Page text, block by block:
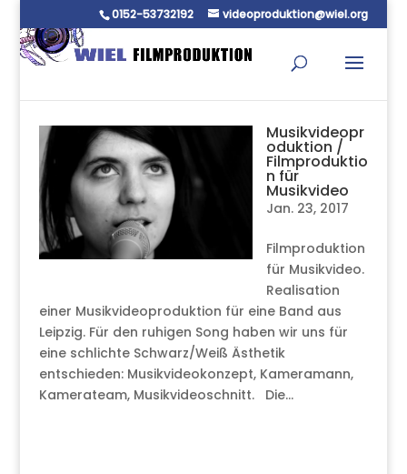
0152-53732192 videoproduktion@wiel.org
Musikvideopr
oduktion /
Filmproduktio
n für
Musikvideo
Jan. 23, 2017
Filmproduktion
für Musikvideo.
Realisation
einer Musikvideoproduktion für eine Band aus
Leipzig. Für den ruhigen Song haben wir uns für
eine schlichte Schwarz/Weiß Ästhetik
entschieden: Musikvideokonzept, Kameramann,
Kamerateam, Musikvideoschnitt. Die...